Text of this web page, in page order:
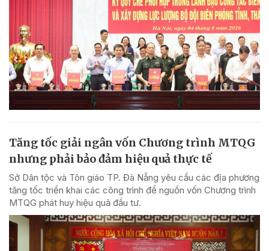
Tăng tốc giải ngân vốn Chương trình MTQG
nhưng phải bảo đảm hiệu quả thực tế
Sở Dân tộc và Tôn giáo TP. Đà Nẵng yêu cầu các địa phương
tăng tốc triển khai các công trình để nguồn vốn Chương trình
MTQG phát huy hiệu quả đầu tư.